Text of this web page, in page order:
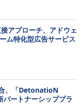
アプローチ、アドウェ
ム特化型広告サービス
、「DetonatioN
ートナーシッププラ